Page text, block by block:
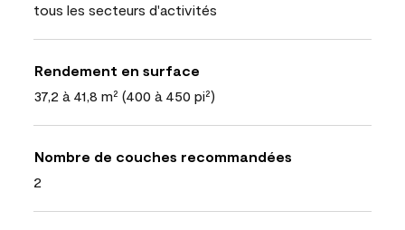
tous les secteurs d'activités
Rendement en surface
37,2 à 41,8 m² (400 à 450 pi²)
Nombre de couches recommandées
2